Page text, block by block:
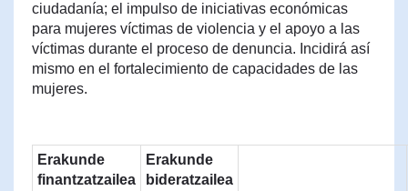
ciudadanía; el impulso de iniciativas económicas
para mujeres víctimas de violencia y el apoyo a las
víctimas durante el proceso de denuncia. Incidirá así
mismo en el fortalecimiento de capacidades de las
mujeres.
Erakunde
finantzatzailea
Erakunde
bideratzailea